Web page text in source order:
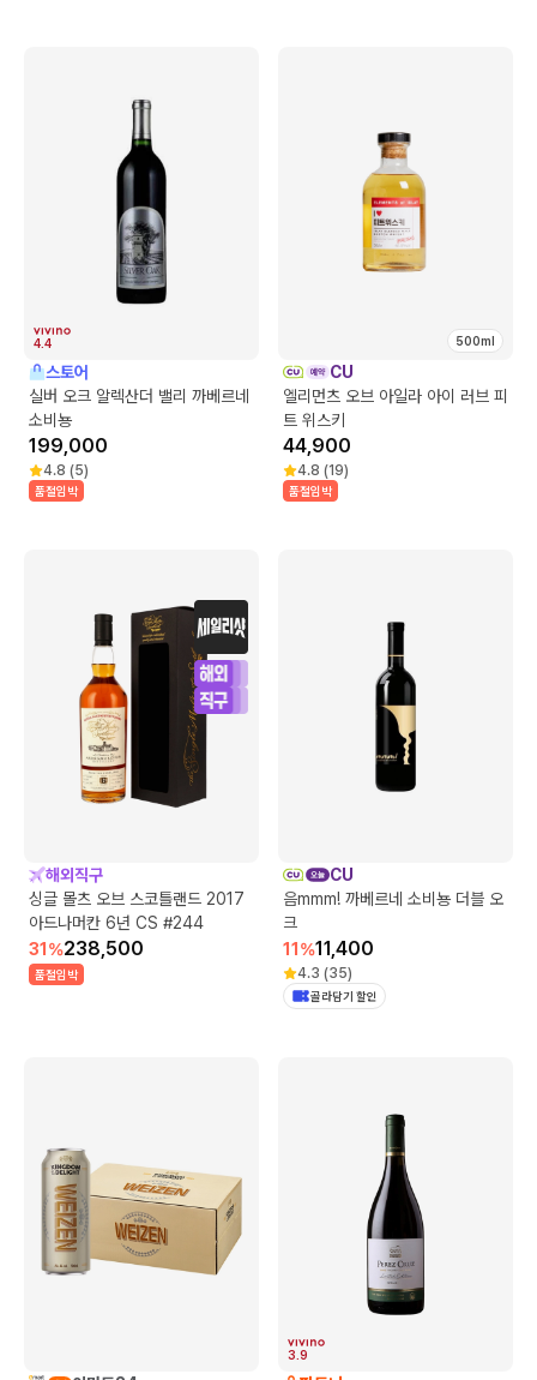
4.4
스토어
실버 오크 알렉산더 밸리 까베르네
소비뇽
199,000
4.8 (5)
품절임박
500ml
CU
엘리먼츠 오브 아일라 아이 러브 피
트 위스키
44,900
4.8 (19)
품절임박
해외직구
싱글 몰츠 오브 스코틀랜드 2017
아드나머칸 6년 CS #244
31 %238,500
품절임박
CU
음mmm! 까베르네 소비뇽 더블 오
크
11 %11,400
4.3 (35)
골라담기 할인
3.9